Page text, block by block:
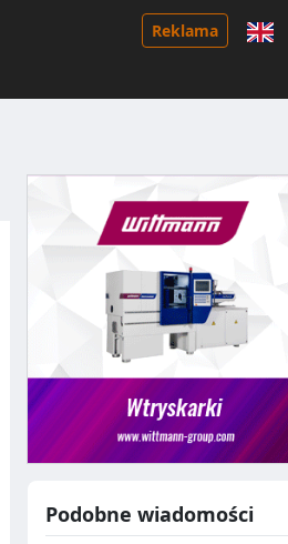
Reklama
angielska
Podobne wiadomości